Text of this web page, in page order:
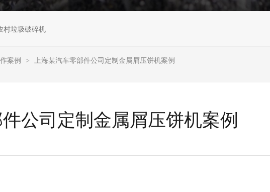
村垃圾破碎机
案例 > 上海某汽车零部件公司定制金属屑压饼机案例
件公司定制金属屑压饼机案例